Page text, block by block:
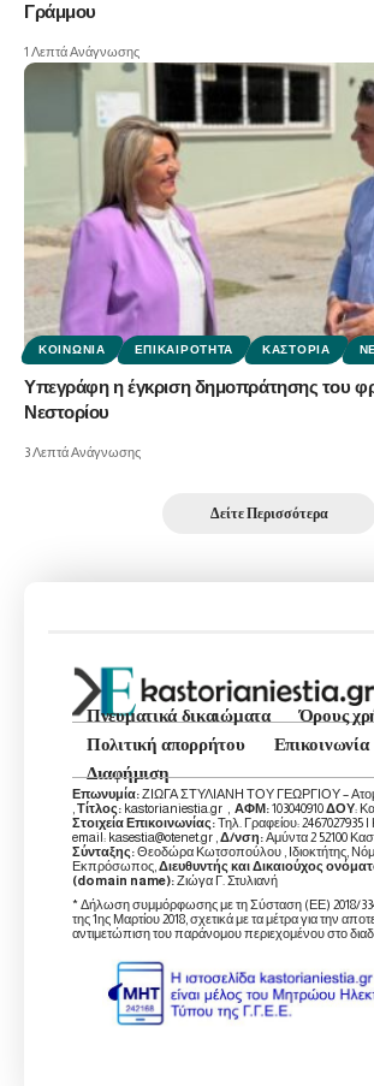
Γράμμου
1 Λεπτά Ανάγνωσης
ΚΟΙΝΩΝΊΑ ΕΠΙΚΑΙΡΌΤΗΤΑ ΚΑΣΤΟΡΙΆ
Υπεγράφη η έγκριση δημοπράτησης του
Νεστορίου
3 Λεπτά Ανάγνωσης
Δείτε Περισσότερα
Πνευματικά δικαιώματα
Όρους
Πολιτική απορρήτου
Επικοινωνία
Διαφήμιση
Επωνυμία:ΖΙΩΓΑ ΣΤΥΛΙΑΝΗ ΤΟΥ ΓΕΩΡΓΙΟΥ –
Τίτλος: kastorianiestia.gr , ΑΦΜ:103040910ΔΟΥ:
Στοιχεία Επικοινωνίας:Τηλ. Γραφείου: 2467027935 |
email: kasestia@otenet.gr , Δ/νση:Αμύντα 2 52100
Σύνταξης:Θεοδώρα Κωτσοπούλου , Ιδιοκτήτης,
Εκπρόσωπος, Διευθυντής και Δικαιούχος
(domain name):Ζιώγα Γ. Στυλιανή
* Δήλωση συμμόρφωσης με τη Σύσταση (ΕΕ) 2018/
της 1ης Μαρτίου 2018, σχετικά με τα μέτρα για την
αντιμετώπιση του παράνομου περιεχομένου στο